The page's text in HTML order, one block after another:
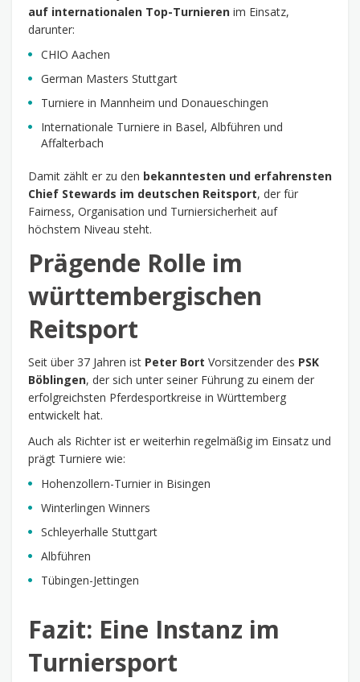
auf internationalen Top-Turnieren im Einsatz,
darunter:
CHIO Aachen
German Masters Stuttgart
Turniere in Mannheim und Donaueschingen
Internationale Turniere in Basel, Albführen und
Affalterbach
Damit zählt er zu den bekanntesten und erfahrensten
Chief Stewards im deutschen Reitsport, der für
Fairness, Organisation und Turniersicherheit auf
höchstem Niveau steht.
Prägende Rolle im
württembergischen
Reitsport
Seit über 37 Jahren ist Peter Bort Vorsitzender des PSK
Böblingen, der sich unter seiner Führung zu einem der
erfolgreichsten Pferdesportkreise in Württemberg
entwickelt hat.
Auch als Richter ist er weiterhin regelmäßig im Einsatz und
prägt Turniere wie:
Hohenzollern-Turnier in Bisingen
Winterlingen Winners
Schleyerhalle Stuttgart
Albführen
Tübingen-Jettingen
Fazit: Eine Instanz im
Turniersport